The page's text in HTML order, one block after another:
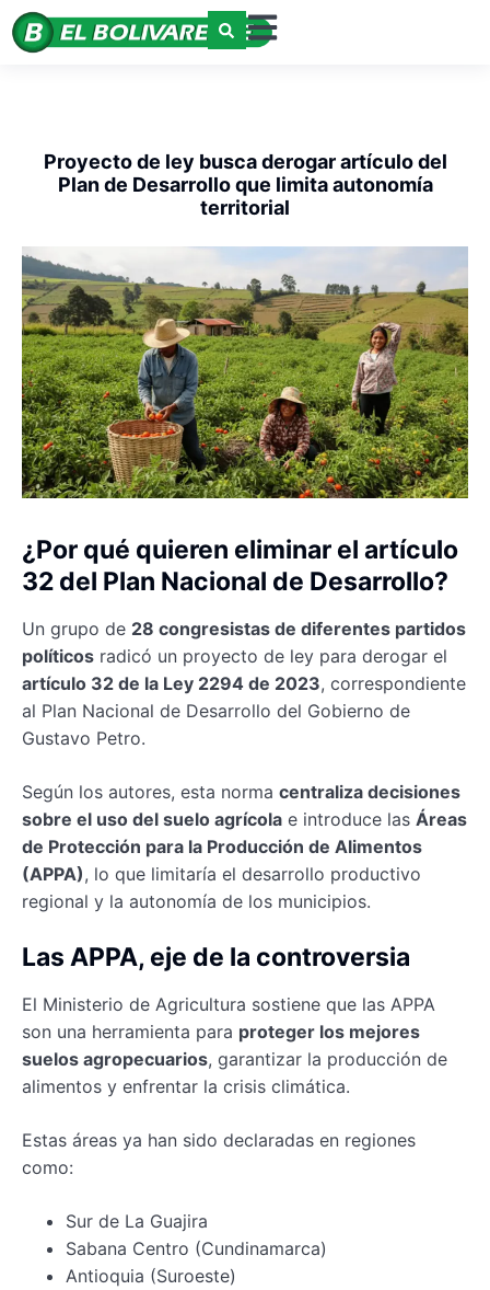
Proyecto de ley busca derogar artículo del
Plan de Desarrollo que limita autonomía
territorial
¿Por qué quieren eliminar el artículo
32 del Plan Nacional de Desarrollo?
Un grupo de 28 congresistas de diferentes partidos
políticos radicó un proyecto de ley para derogar el
artículo 32 de la Ley 2294 de 2023, correspondiente
al Plan Nacional de Desarrollo del Gobierno de
Gustavo Petro.
Según los autores, esta norma centraliza decisiones
sobre el uso del suelo agrícola e introduce las Áreas
de Protección para la Producción de Alimentos
(APPA), lo que limitaría el desarrollo productivo
regional y la autonomía de los municipios.
Las APPA, eje de la controversia
El Ministerio de Agricultura sostiene que las APPA
son una herramienta para proteger los mejores
suelos agropecuarios, garantizar la producción de
alimentos y enfrentar la crisis climática.
Estas áreas ya han sido declaradas en regiones
como:
Sur de La Guajira
Sabana Centro (Cundinamarca)
Antioquia (Suroeste)